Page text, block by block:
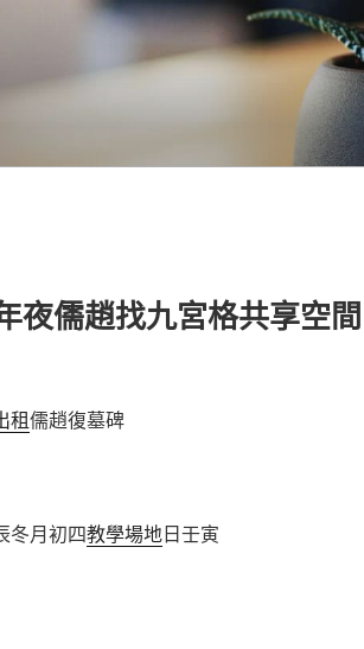
夜儒趙找九宮格共享空間
租儒趙復墓碑
冬月初四教學場地日壬寅